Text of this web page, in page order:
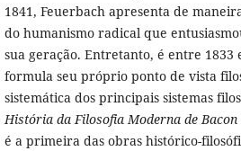
1841, Feuerbach apresenta de
do humanismo radical que
sua geração. Entretanto, é entre 1833
formula seu próprio ponto de vista
sistemática dos principais sistemas
História da Filosofia Moderna de Bacon
é a primeira das obras histórico-